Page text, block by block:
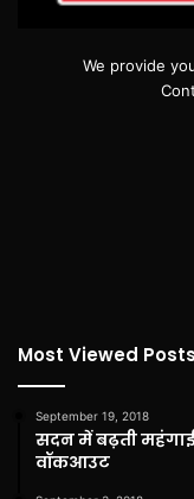
We provide
Most Viewed Posts
September 19, 2018
सदन में बढ़ती महंगाई
वॉकआउट